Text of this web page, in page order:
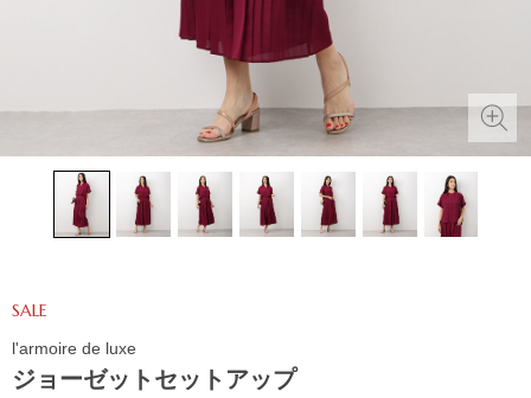
ジョーゼットセットアップ
SALE
l'armoire de luxe